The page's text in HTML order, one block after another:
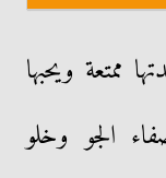
ممتعة ويحبها
الجو وخلو